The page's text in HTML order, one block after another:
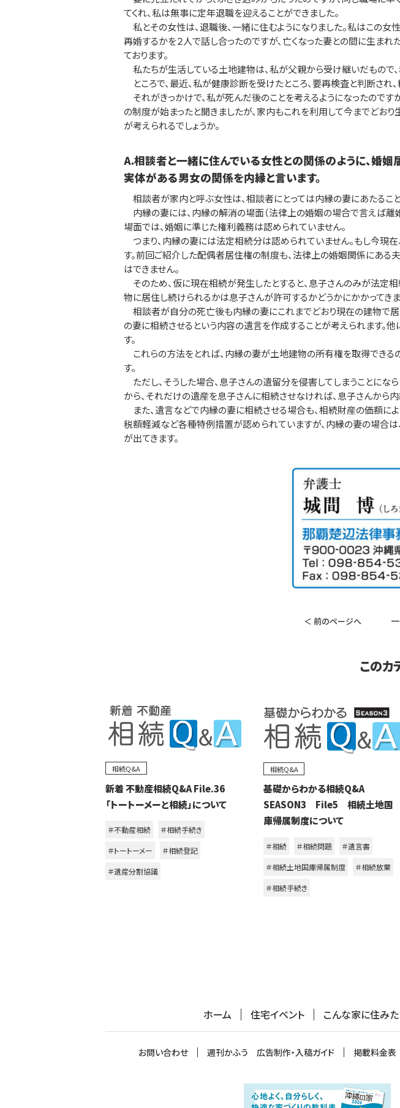
てくれ、私は無事に定年退職を迎えることができました。
私とその女性は、退職後、一緒に住むようになりました。私はこの女
再婚するかを２人で話し合ったのですが、亡くなった妻との間に生ま
ております。
私たちが生活している土地建物は、私が父親から受け継いだもので、
ところで、最近、私が健康診断を受けたところ、要再検査と判断され
それがきっかけで、私が死んだ後のことを考えるようになったので
の制度が始まったと聞きましたが、家内もこれを利用して今までどおり
が考えられるでしょうか。
A.相談者と一緒に住んでいる女性との関係のように、婚
実体がある男女の関係を内縁と言います。
相談者が家内と呼ぶ女性は、相談者にとっては内縁の妻にあたること
内縁の妻には、内縁の解消の場面（法律上の婚姻の場合で言えば
場面では、婚姻に準じた権利義務は認められていません。
つまり、内縁の妻には法定相続分は認められていません。もし今現
す。前回ご紹介した配偶者居住権の制度も、法律上の婚姻関係にあ
はできません。
そのため、仮に現在相続が発生したとすると、息子さんのみが法定
物に居住し続けられるかは息子さんが許可するかどうかにかかってきま
相談者が自分の死亡後も内縁の妻にこれまでどおり現在の建物で
の妻に相続させるという内容の遺言を作成することが考えられます。
す。
これらの方法をとれば、内縁の妻が土地建物の所有権を取得できる
す。
ただし、そうした場合、息子さんの遺留分を侵害してしまうことに
から、それだけの遺産を息子さんに相続させなければ、息子さんから
また、遺言などで内縁の妻に相続させる場合も、相続財産の価額に
税額軽減など各種特例措置が認められていますが、内縁の妻の場合は
が出てきます。
＜ 前のページへ
このカ
相続Q&A
新着 不動産相続Q&A File.36
「トートーメーと相続」について
＃不動産相続
＃相続手続き
＃トートーメー
＃相続登記
＃遺産分割協議
相続Q&A
基礎からわかる相続Q&A
SEASON3 File5 相続土地国
庫帰属制度について
＃相続 ＃相続問題
＃遺言書
＃相続土地国庫帰属制度
＃相続放棄
＃相続手続き
ホーム 住宅イベント こんな家に住み
お問い合わせ 週刊かふう 広告制作・入稿ガイド 掲載料金表